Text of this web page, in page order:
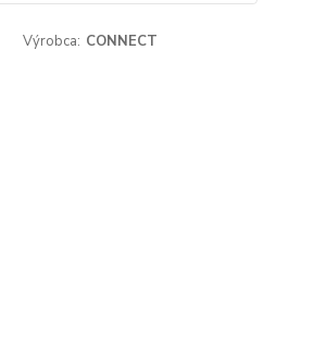
Výrobca: CONNECT